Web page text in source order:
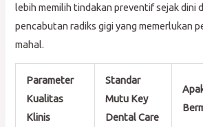
lebih memilih tindakan preventif sejak dini
pencabutan radiks gigi yang memerlukan
mahal.
Parameter
Kualitas
Klinis
Standar
Mutu Key
Dental Care